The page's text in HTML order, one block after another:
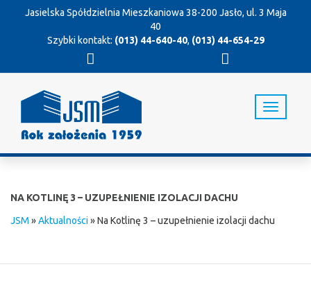
Jasielska Spółdzielnia Mieszkaniowa 38-200 Jasło, ul. 3 Maja
40
Szybki kontakt: (013) 44-640-40, (013) 44-654-29
T
o
v
NA KOTLINĘ 3 – UZUPEŁNIENIE IZOLACJI DACHU
JSM »Aktualności»Na Kotlinę 3 – uzupełnienie izolacji dachu